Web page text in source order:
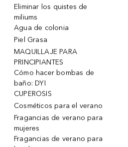
Eliminar los quistes de
miliums
Agua de colonia
Piel Grasa
MAQUILLAJE PARA
PRINCIPIANTES
Cómo hacer bombas de
baño: DYI
CUPEROSIS
Cosméticos para el verano
Fragancias de verano para
mujeres
Fragancias de verano para